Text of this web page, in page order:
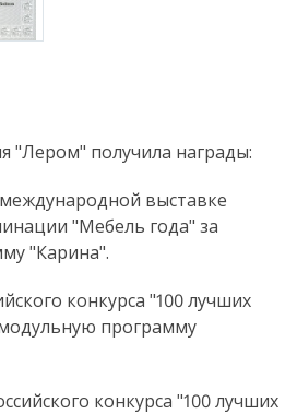
"Лером" получила награды:
выставке
"Мебель года" за
"Карина".
конкурса "100 лучших
программу
конкурса "100 лучших